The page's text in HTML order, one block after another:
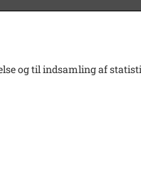
Fotostat
1906
og til indsamling af